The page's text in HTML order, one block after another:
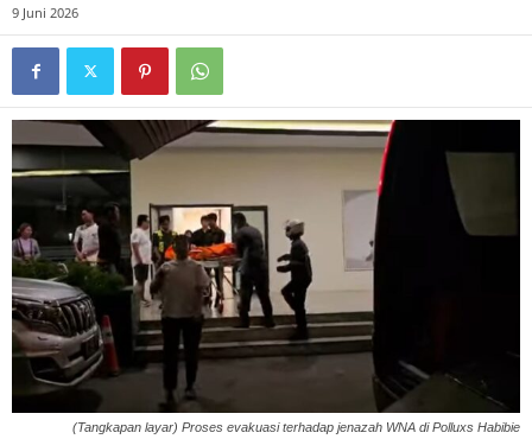
9 Juni 2026
(Tangkapan layar) Proses evakuasi terhadap jenazah WNA di Polluxs Habibie